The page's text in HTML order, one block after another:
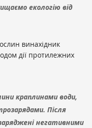
екологію від
винахідник
дії протилежних
краплинами води,
Після
негативними